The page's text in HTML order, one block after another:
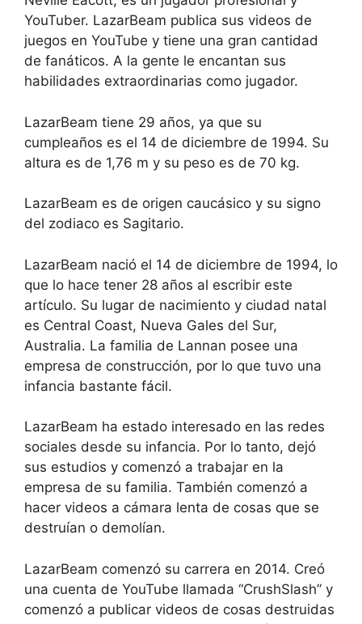
YouTuber. LazarBeam publica sus videos de
juegos en YouTube y tiene una gran cantidad
de fanáticos. A la gente le encantan sus
habilidades extraordinarias como jugador.
LazarBeam tiene 29 años, ya que su
cumpleaños es el 14 de diciembre de 1994. Su
altura es de 1,76 m y su peso es de 70 kg.
LazarBeam es de origen caucásico y su signo
del zodiaco es Sagitario.
LazarBeam nació el 14 de diciembre de 1994, lo
que lo hace tener 28 años al escribir este
artículo. Su lugar de nacimiento y ciudad natal
es Central Coast, Nueva Gales del Sur,
Australia. La familia de Lannan posee una
empresa de construcción, por lo que tuvo una
infancia bastante fácil.
LazarBeam ha estado interesado en las redes
sociales desde su infancia. Por lo tanto, dejó
sus estudios y comenzó a trabajar en la
empresa de su familia. También comenzó a
hacer videos a cámara lenta de cosas que se
destruían o demolían.
LazarBeam comenzó su carrera en 2014. Creó
una cuenta de YouTube llamada “CrushSlash” y
comenzó a publicar videos de cosas destruidas